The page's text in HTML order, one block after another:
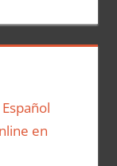
en